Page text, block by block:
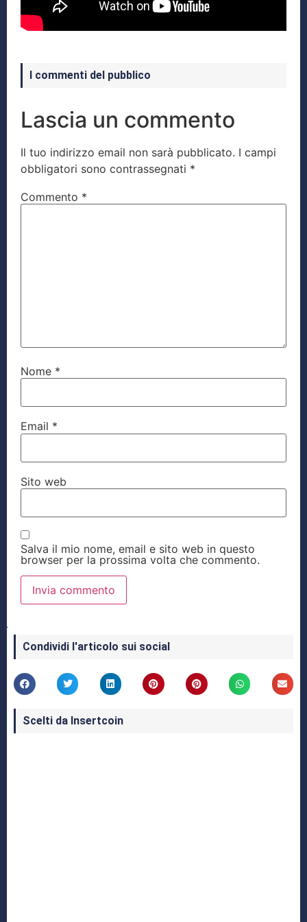
I commenti del pubblico
Lascia un commento
Il tuo indirizzo email non sarà pubblicato. I campi
obbligatori sono contrassegnati *
Commento *
Nome *
Email *
Sito web
Salva il mio nome, email e sito web in questo
browser per la prossima volta che commento.
Condividi l'articolo sui social
Scelti da Insertcoin